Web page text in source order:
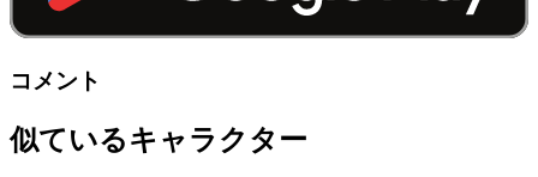
コメント
似ているキャラクター